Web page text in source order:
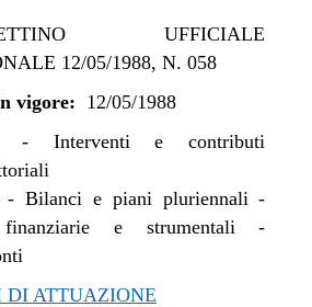
UFFICIALE
12/05/1988, N. 058
vigore: 12/05/1988
Interventi e contributi
Bilanci e piani pluriennali -
e strumentali -
DI ATTUAZIONE